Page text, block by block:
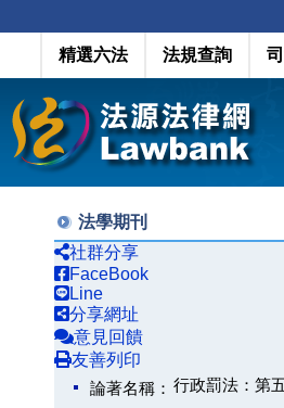
精選六法 法規查詢
法學期刊
社群分享
FaceBook
Line
分享網址
意見回饋
友善列印
論著名稱： 行政罰法：第